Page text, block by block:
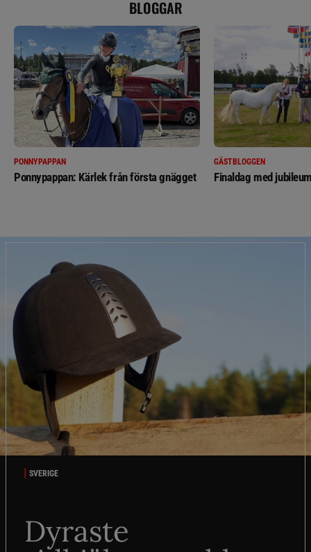
BLOGGAR
PONNYPAPPAN
Ponnypappan: Kärlek från första gnägget
GÄSTBLOGGEN
Finaldag med
SVERIGE
Dyraste